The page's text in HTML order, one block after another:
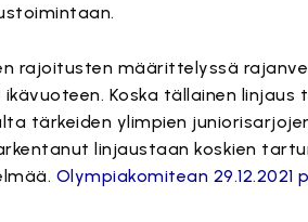
rajoitusten määrittelyssä
Koska tällainen linjaus
tärkeiden ylimpien
linjaustaan koskien
Olympiakomitean